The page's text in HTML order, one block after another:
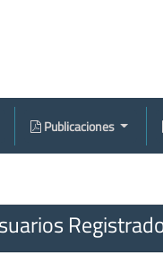
Publicaciones